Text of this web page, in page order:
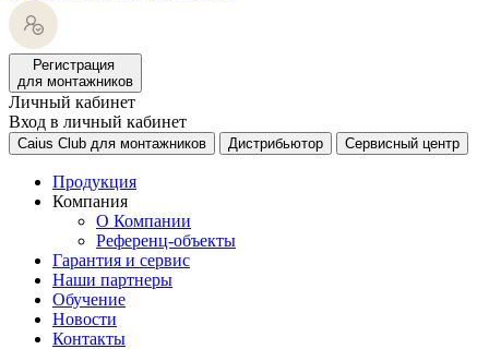
Регистрация
для монтажников
Личный кабинет
Вход в личный кабинет
Caius Club для монтажников Дистрибьютор Сервисный центр
Продукция
Компания
О Компании
Референц-объекты
Гарантия и сервис
Наши партнеры
Обучение
Новости
Контакты